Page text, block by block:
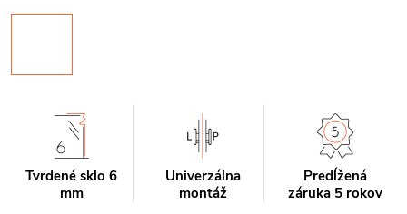
Tvrdené sklo 6
mm
Univerzálna
montáž
Predĺžená
záruka 5 rokov